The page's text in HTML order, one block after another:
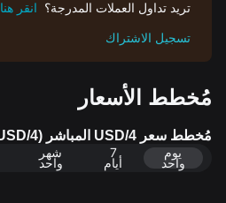
تريد تداول العملات المدرجة؟
انقر هنا
تسجيل الاشتراك
مُخطط الأسعار
مُخطط سعر 4/USD المباشر (4/USD)
يوم
واحد
7
أيام
شهر
واحد